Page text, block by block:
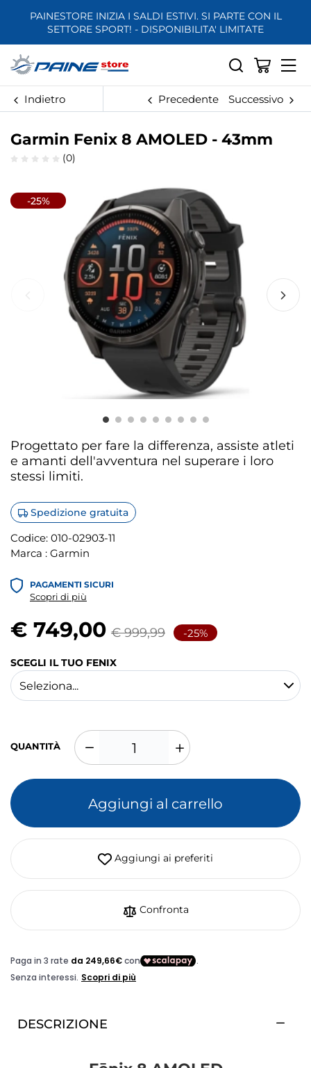
PAINESTORE INIZIA I SALDI ESTIVI. SI PARTE CON IL
SETTORE SPORT! - DISPONIBILITA' LIMITATE
Indietro Precedente Successivo
Garmin Fenix 8 AMOLED - 43mm
(0)
-25%
Progettato per fare la differenza, assiste atleti
e amanti dell'avventura nel superare i loro
stessi limiti.
Spedizione gratuita
Codice: 010-02903-11
Marca : Garmin
PAGAMENTI SICURI
Scopri di più
€ 749,00 € 999,99 -25%
SCEGLI IL TUO FENIX
QUANTITÀ
Aggiungi al carrello
Aggiungi ai preferiti
Confronta
DESCRIZIONE